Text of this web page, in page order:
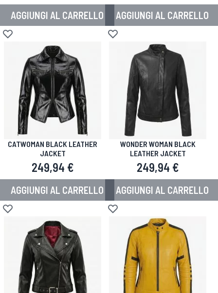
AGGIUNGI AL CARRELLO
Aggiungi alla lista desideri
AGGIUNGI AL CARRELLO
Aggiungi alla lista desideri
CATWOMAN BLACK LEATHER
JACKET
249,94 €
AGGIUNGI AL CARRELLO
Aggiungi alla lista desideri
WONDER WOMAN BLACK
LEATHER JACKET
249,94 €
AGGIUNGI AL CARRELLO
Aggiungi alla lista desideri